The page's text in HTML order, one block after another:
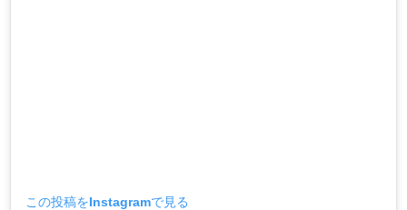
この投稿をInstagramで見る